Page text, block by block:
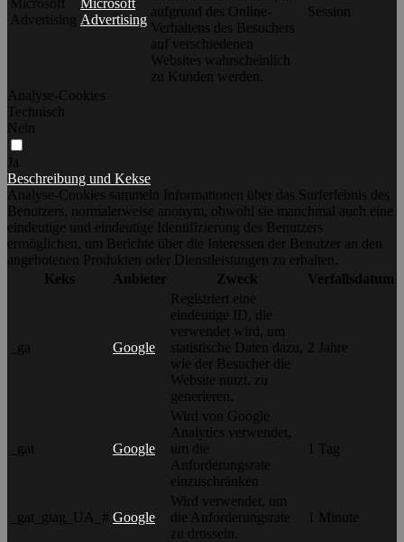
Advertising Advertising
aufgrund des Online-
Verhaltens des Besuchers
auf verschiedenen
Websites wahrscheinlich
zu Kunden werden.
Session
Analyse-Cookies
Technisch
Nein
Ja
Beschreibung und Kekse
Analyse-Cookies sammeln Informationen über das Surferlebnis des
Benutzers, normalerweise anonym, obwohl sie manchmal auch eine
eindeutige und eindeutige Identifizierung des Benutzers
ermöglichen, um Berichte über die Interessen der Benutzer an den
angebotenen Produkten oder Dienstleistungen zu erhalten.
Keks
Anbieter Zweck Verfallsdatum
_ga Google
Registriert eine
eindeutige ID, die
verwendet wird, um
statistische Daten dazu,
wie der Besucher die
Website nutzt, zu
generieren.
2 Jahre
_gat Google
Wird von Google
Analytics verwendet,
um die
Anforderungsrate
einzuschränken
1 Tag
_gat_gtag_UA_# Google
Wird verwendet, um
die Anforderungsrate
zu drosseln.
1 Minute